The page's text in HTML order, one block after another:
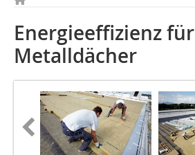
Energieeffizienz für
Metalldächer